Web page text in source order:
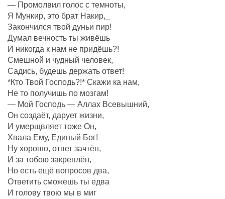
— Промолвил голос с темноты,
Я Мункир, это брат Накир,_
Закончился твой дуньи пир!
Думал вечность ты живёшь
И никогда к нам не придёшь?!
Смешной и чудный человек,
Садись, будешь держать ответ!
*Кто Твой Господь?!* Скажи ка нам,
Не то получишь по мозгам!
— Мой Господь — Аллах Всевышний,
Он создаëт, дарует жизни,
И умерщвляет тоже Он,
Хвала Ему, Единый Бог!
Ну хорошо, ответ зачтëн,
И за тобою закреплëн,
Но есть ещё вопросов два,
Ответить сможешь ты едва
И голову твою мы в миг